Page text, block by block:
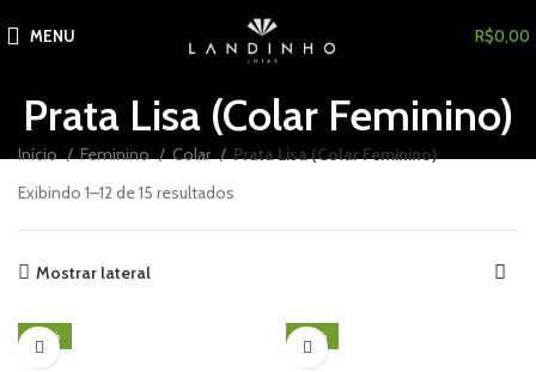
MENU R$0,00
Prata Lisa (Colar Feminino)
Início Feminino Colar
Prata Lisa (Colar Feminino)
Exibindo 1–12 de 15 resultados
Mostrar lateral
-33% -25%